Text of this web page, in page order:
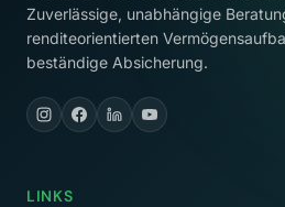
Zuverlässige, unabhängige
renditeorientierten
beständige Absicherung.
LINKS